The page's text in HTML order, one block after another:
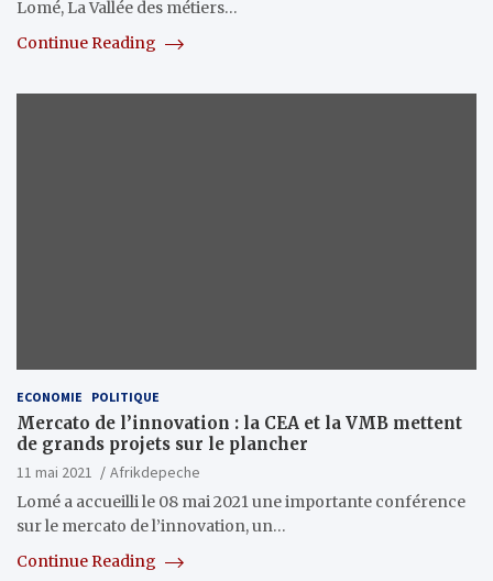
Lomé, La Vallée des métiers…
Continue Reading
ECONOMIE POLITIQUE
Mercato de l’innovation : la CEA et la VMB mettent
de grands projets sur le plancher
11 mai 2021
Afrikdepeche
Lomé a accueilli le 08 mai 2021 une importante conférence
sur le mercato de l’innovation, un…
Continue Reading